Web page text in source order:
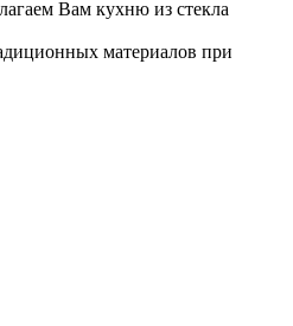
Вам кухню из стекла
материалов при